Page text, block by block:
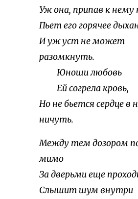
Уж она, припав к нему
Пьет его горячее
И уж уст не может
разомкнуть.
Юноши любовь
Ей согрела кровь,
Но не бьется сердце в
ничуть.
Между тем дозором
мимо
За дверьми еще
Слышит шум внутри